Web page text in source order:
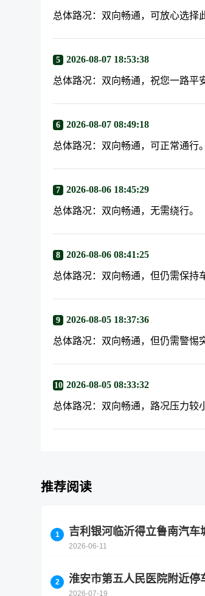
总体路况：双向畅通，可放心选择
5 2026-08-07 18:53:38
总体路况：双向畅通，祝您一路平
6 2026-08-07 08:49:18
总体路况：双向畅通，可正常通行。
7 2026-08-06 18:45:29
总体路况：双向畅通，无需绕行。
8 2026-08-06 08:41:25
总体路况：双向畅通，但仍需保持
9 2026-08-05 18:37:36
总体路况：双向畅通，但仍需警惕
10 2026-08-05 08:33:32
总体路况：双向畅通，路况压力较
推荐阅读
吉利银河临沂得立鲁南汽
2026-06-11
淮安市第五人民医院附近停
2026-07-19